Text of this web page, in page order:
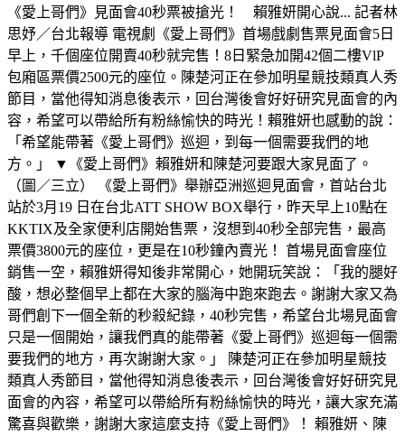
《愛上哥們》見面會40秒票被搶光！ 賴雅妍開心說... 記者林
思妤／台北報導 電視劇《愛上哥們》首場戲劇售票見面會5日
早上，千個座位開賣40秒就完售！8日緊急加開42個二樓VlP
包廂區票價2500元的座位。陳楚河正在參加明星競技類真人秀
節目，當他得知消息後表示，回台灣後會好好研究見面會的內
容，希望可以帶給所有粉絲愉快的時光！賴雅妍也感動的說：
「希望能帶著《愛上哥們》巡迴，到每一個需要我們的地
方。」 ▼《愛上哥們》賴雅妍和陳楚河要跟大家見面了。
（圖／三立） 《愛上哥們》舉辦亞洲巡迴見面會，首站台北
站於3月19 日在台北ATT SHOW BOX舉行，昨天早上10點在
KKTIX及全家便利店開始售票，沒想到40秒全部完售，最高
票價3800元的座位，更是在10秒鐘內賣光！ 首場見面會座位
銷售一空，賴雅妍得知後非常開心，她開玩笑說：「我的腿好
酸，想必整個早上都在大家的腦海中跑來跑去。謝謝大家又為
哥們創下一個全新的秒殺紀錄，40秒完售，希望台北場見面會
只是一個開始，讓我們真的能帶著《愛上哥們》巡迴每一個需
要我們的地方，再次謝謝大家。」 陳楚河正在參加明星競技
類真人秀節目，當他得知消息後表示，回台灣後會好好研究見
面會的內容，希望可以帶給所有粉絲愉快的時光，讓大家充滿
驚喜與歡樂，謝謝大家這麼支持《愛上哥們》！ 賴雅妍、陳